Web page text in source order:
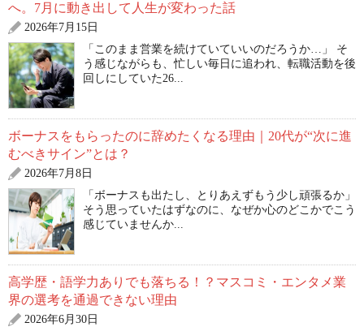
へ。7月に動き出して人生が変わった話
2026年7月15日
「このまま営業を続けていていいのだろうか…」 そ
う感じながらも、忙しい毎日に追われ、転職活動を後
回しにしていた26...
ボーナスをもらったのに辞めたくなる理由｜20代が“次に進
むべきサイン”とは？
2026年7月8日
「ボーナスも出たし、とりあえずもう少し頑張るか」
そう思っていたはずなのに、なぜか心のどこかでこう
感じていませんか...
高学歴・語学力ありでも落ちる！？マスコミ・エンタメ業
界の選考を通過できない理由
2026年6月30日